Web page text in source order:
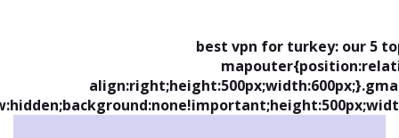
best vpn for turkey: our 5